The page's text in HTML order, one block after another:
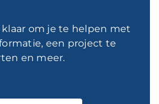
om je te helpen met
een project te
en meer.